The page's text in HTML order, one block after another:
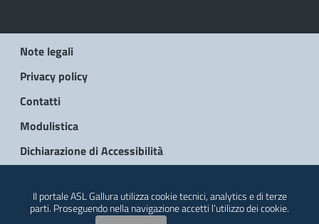
Note legali
Privacy policy
Contatti
Modulistica
Dichiarazione di Accessibilità
Il portale ASL Gallura utilizza cookie tecnici, analytics e di terze
parti. Proseguendo nella navigazione accetti l’utilizzo dei cookie.